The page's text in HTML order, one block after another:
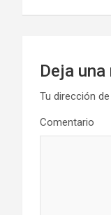
entradas
Deja
Tu dirección
Comentario